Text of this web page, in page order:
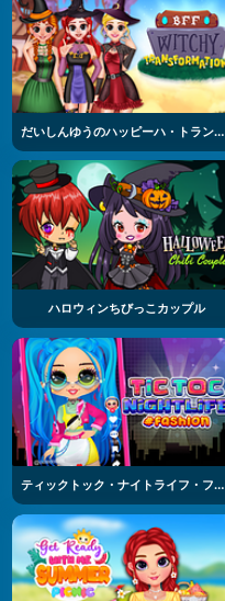
だいしんゆうのハッピーハ・トランスフォーメーション
ハロウィンちびっこカップル
ティックトック・ナイトライフ・ファッション